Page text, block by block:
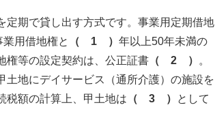
定期で貸し出す方式です。事業用定期借地
用借地権と （ 1 ） 年以上50年未満の
権等の設定契約は、公正証書（ 2 ）
。
地にデイサービス（通所介護）の施設を
税額の計算上、甲土地は （ 3 ）
として